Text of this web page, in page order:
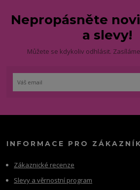
Nepropásněte
a slevy!
Můžete se kdykoliv odhlásit.
INFORMACE PRO
Zákaznické recenze
Slevy a věrnostní program